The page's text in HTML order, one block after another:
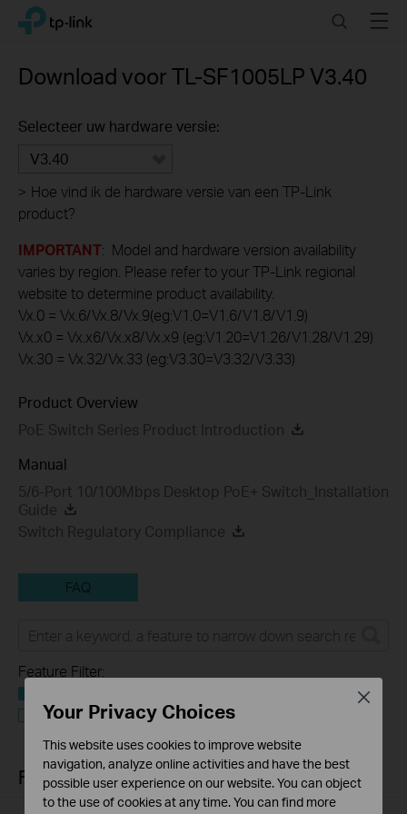
Click
navigation
TP-Link, Reliably Smart SearchMenu
Download voorTL-SF1005LP V3.40
Selecteer uw hardware versie:
V3.40
> Hoe vind ik de hardware versie van een TP-Link
product?
IMPORTANT: Model and hardware version availability
varies by region. Please refer to your TP-Link regional
website to determine product availability.
Vx.0 = Vx.6/Vx.8/Vx.9(eg:V1.0=V1.6/V1.8/V1.9)
Vx.x0 = Vx.x6/Vx.x8/Vx.x9 (eg:V1.20=V1.26/V1.28/V1.29)
Vx.30 = Vx.32/Vx.33 (eg:V3.30=V3.32/V3.33)
Product Overview
PoE Switch Series Product Introduction
Manual
5/6-Port 10/100Mbps Desktop PoE+ Switch_Installation
Guide
Switch Regulatory Compliance
FAQ
Feature Filter:
Q&A of functional explanation or specification
parameters
FAQs
Your Privacy Choices
This website uses cookies to improve website
navigation, analyze online activities and have the best
possible user experience on our website. You can object
to the use of cookies at any time. You can find more
Close